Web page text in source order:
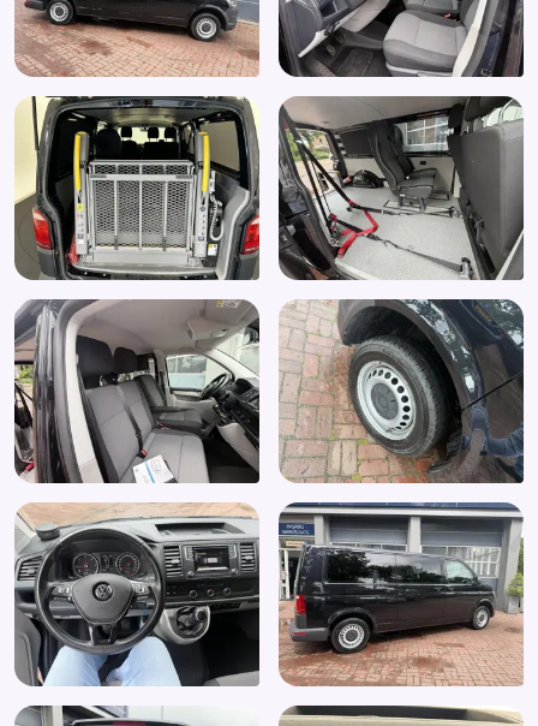
Regensensor
Start/stop systeem
Stuur verstelbaar
Verwarmde voorruit
Zijschuifdeur rechts